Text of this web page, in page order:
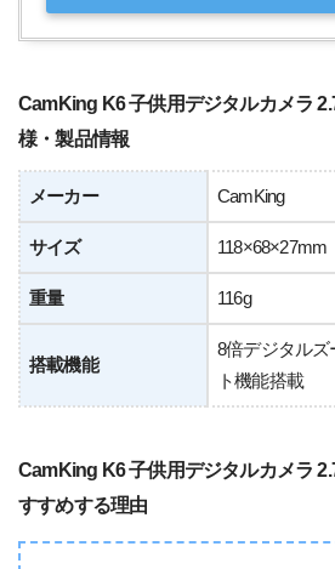
CamKing K6 子供用デジタルカメラ
様・製品情報
メーカー CamKing
サイズ 118×68×27mm
重量 116g
搭載機能
8倍デジタルズ
ト機能搭載
CamKing K6 子供用デジタルカメラ
すすめする理由